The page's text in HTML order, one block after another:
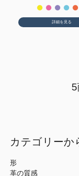
詳細を見る
カテゴリーか
形
革の質感